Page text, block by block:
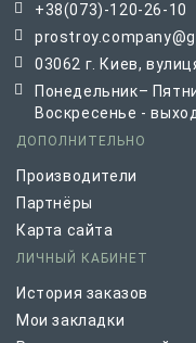
+38(073)-120-26-10
03062 г. Киев,
Понедельник–
Воскресенье -
ДОПОЛНИТЕЛЬНО
Производители
Партнёры
Карта сайта
ЛИЧНЫЙ КАБИНЕТ
История заказов
Мои закладки